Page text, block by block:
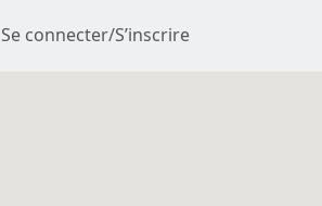
Se connecter/S’inscrire